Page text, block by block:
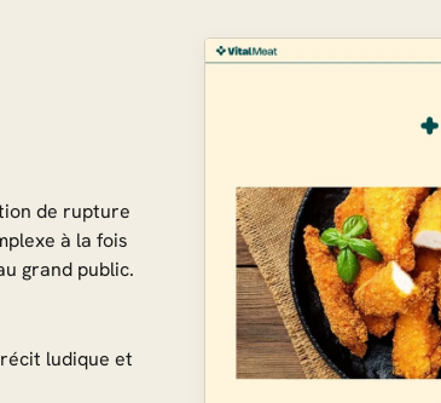
de rupture
à la fois
grand public.
ludique et